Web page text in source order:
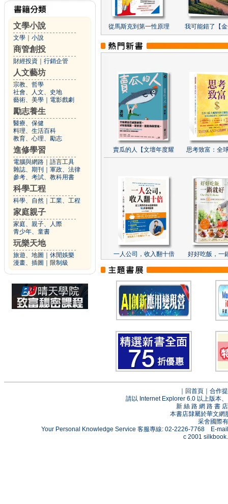
文學小說
文學 小說
商管創投
財經投資 行銷企管
人文藝坊
宗教、哲學
社會、人文、史地
藝術、美學
電影戲劇
勵志養生
醫療、保健
料理、生活百科
教育、心理、勵志
進修學習
電腦與網路
語言工具
雜誌、期刊
軍政、法律
參考、考試、教科用書
科學工程
科學、自然 工業、工程
家庭親子
家庭、親子、人際
青少年、童書
玩樂天地
旅遊、地圖
休閒娛樂
漫畫、插圖
限制級
從馬斯克到第一性原理 我可能錯了【
賣瓜的人【文壇年度耀 思考致富：全
一人公司，收入翻十倍 好好吃飯，一
回首頁
合作
請以 Internet Explorer 6.0 以上版本
新 絲 路 網 路 書
本書店隸屬於華文網
采舍國際
Your Personal Knowledge Service 客服專線: 02-2226-7768 E-
c 2001